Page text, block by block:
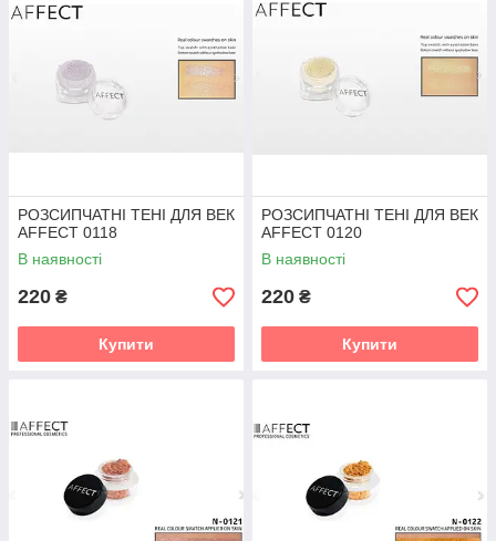
РОЗСИПЧАТНІ ТЕНІ ДЛЯ ВЕК
AFFECT 0118
В наявності
220 ₴
Купити
РОЗСИПЧАТНІ ТЕНІ ДЛЯ ВЕК
AFFECT 0120
В наявності
220 ₴
Купити